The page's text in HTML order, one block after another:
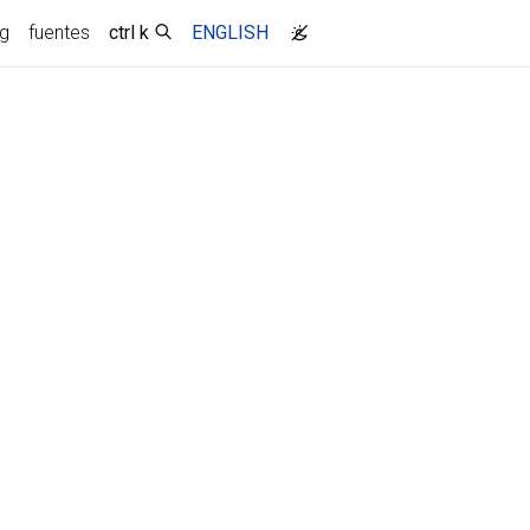
fuentes ctrl k ENGLISH